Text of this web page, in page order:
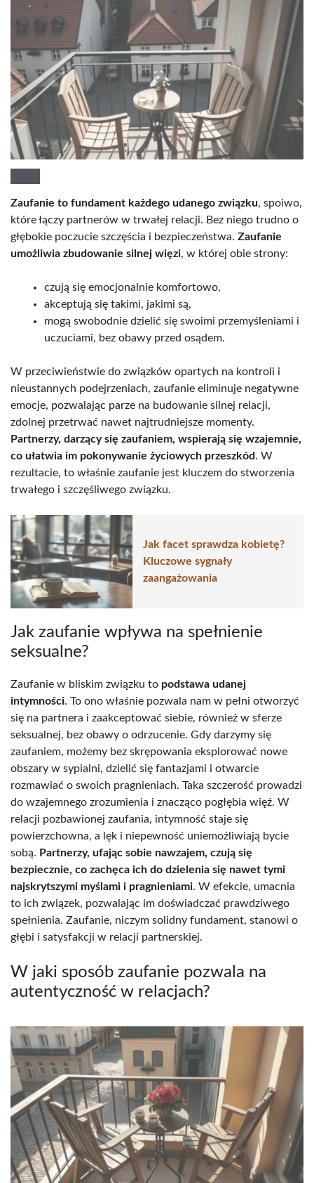
Zaufanie to fundament każdego udanego związku, spoiwo,
które łączy partnerów w trwałej relacji. Bez niego trudno o
głębokie poczucie szczęścia i bezpieczeństwa. Zaufanie
umożliwia zbudowanie silnej więzi, w której obie strony:
czują się emocjonalnie komfortowo,
akceptują się takimi, jakimi są,
mogą swobodnie dzielić się swoimi przemyśleniami i
uczuciami, bez obawy przed osądem.
W przeciwieństwie do związków opartych na kontroli i
nieustannych podejrzeniach, zaufanie eliminuje negatywne
emocje, pozwalając parze na budowanie silnej relacji,
zdolnej przetrwać nawet najtrudniejsze momenty.
Partnerzy, darzący się zaufaniem, wspierają się wzajemnie,
co ułatwia im pokonywanie życiowych przeszkód. W
rezultacie, to właśnie zaufanie jest kluczem do stworzenia
trwałego i szczęśliwego związku.
Jak facet sprawdza kobietę?
Kluczowe sygnały
zaangażowania
Jak zaufanie wpływa na spełnienie
seksualne?
Zaufanie w bliskim związku to podstawa udanej
intymności. To ono właśnie pozwala nam w pełni otworzyć
się na partnera i zaakceptować siebie, również w sferze
seksualnej, bez obawy o odrzucenie. Gdy darzymy się
zaufaniem, możemy bez skrępowania eksplorować nowe
obszary w sypialni, dzielić się fantazjami i otwarcie
rozmawiać o swoich pragnieniach. Taka szczerość prowadzi
do wzajemnego zrozumienia i znacząco pogłębia więź. W
relacji pozbawionej zaufania, intymność staje się
powierzchowna, a lęk i niepewność uniemożliwiają bycie
sobą. Partnerzy, ufając sobie nawzajem, czują się
bezpiecznie, co zachęca ich do dzielenia się nawet tymi
najskrytszymi myślami i pragnieniami. W efekcie, umacnia
to ich związek, pozwalając im doświadczać prawdziwego
spełnienia. Zaufanie, niczym solidny fundament, stanowi o
głębi i satysfakcji w relacji partnerskiej.
W jaki sposób zaufanie pozwala na
autentyczność w relacjach?